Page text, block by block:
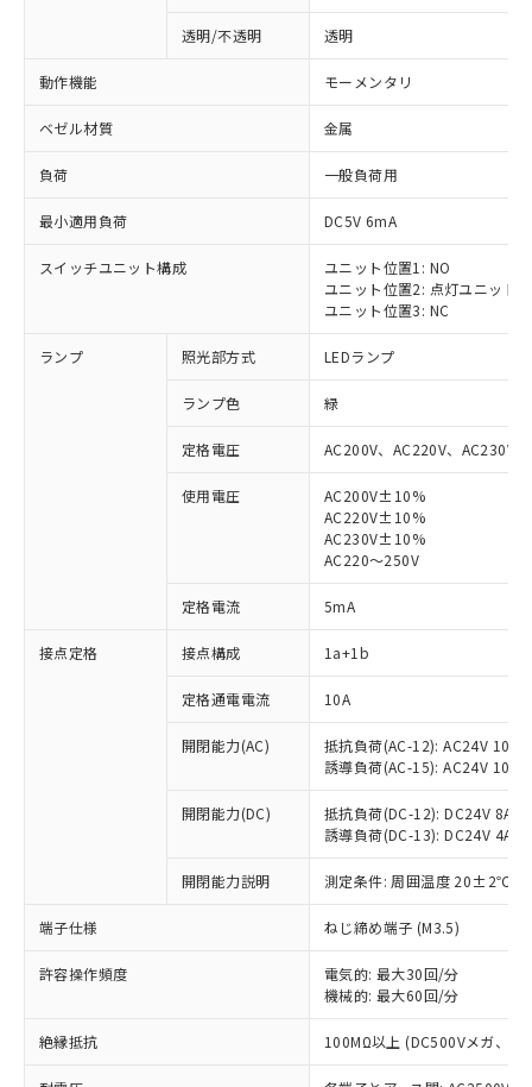
透明/不透明 透明
動作機能 モーメンタリ
ベゼル材質 金属
負荷 一般負荷用
最小適用負荷 DC5V 6mA
スイッチユニット構成
ユニット位置1: NO
ユニット位置2: 点灯ユニット
ユニット位置3: NC
ランプ 照光部方式 LEDランプ
ランプ色 緑
定格電圧 AC200V、AC220V、AC230V
使用電圧
AC200V±10%
AC220V±10%
AC230V±10%
AC220～250V
定格電流 5mA
接点定格 接点構成 1a+1b
定格通電電流 10A
開閉能力(AC)
抵抗負荷(AC-12): AC24V 10A/
誘導負荷(AC-15): AC24V
開閉能力(DC)
抵抗負荷(DC-12): DC24V 8A/
誘導負荷(DC-13): DC24V 4A/
開閉能力説明 測定条件: 周囲温度 20±2℃、
端子仕様 ねじ締め端子 (M3.5)
許容操作頻度
電気的: 最大30回/分
機械的: 最大60回/分
絶縁抵抗 100MΩ以上 (DC500Vメガ、点
ご利用条件
以下の条件をお読みいただき、同意のうえ
ご利用ください。
本サービスは、当社制御機器事業取扱
商品の当社在庫状況および標準価格
(税抜)を提供させていただくもので
当社制御機器事業取扱商品の中には、
本サービスの対象外となる商品もある
※1 対応状況
対応済み：EU RoHS指令（10物質）の
非含有に対応した製品が提供可能な商品で
対応予定：EU RoHS指令（10物質）の非含
有に対応した製品に切り替える予定のある
対応予定なし：EU RoHS指令（10物質）の
非含有に非対応の商品で、対応品を出す予
調査・確認中：EU RoHS指令（10物質）の
非含有の対応状況を調査中または確認中の
商品です。
非該当品：ライセンス料など無形物で、有
害物質有無と関係のない商品です。
仕入先様の事情により、非含有部品として
いたものが、含有品と判明した場合などや
「○」：最大均質材料含有率が中国RoHSの
基準値以下であることを示します。
「×」：最大均質材料含有率が中国RoHSの
基準値を超えていることを示します。
当社は、これら貴社製品のうち、外国